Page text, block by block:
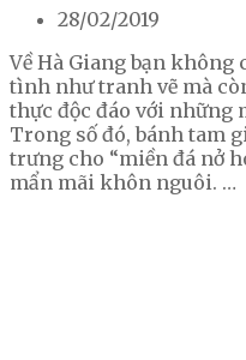
28/02/2019
Về Hà Giang bạn không
tình như tranh vẽ mà
thực độc đáo với những
Trong số đó, bánh tam
trưng cho “miền đá nở
mẩn mãi khôn nguôi. …